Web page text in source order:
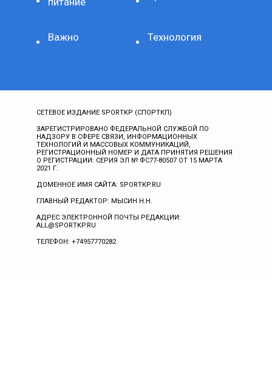
Важно Технология
СЕТЕВОЕ ИЗДАНИЕ SPORTKP (СПОРТКП)
ЗАРЕГИСТРИРОВАНО ФЕДЕРАЛЬНОЙ СЛУЖБОЙ ПО
НАДЗОРУ В СФЕРЕ СВЯЗИ, ИНФОРМАЦИОННЫХ
ТЕХНОЛОГИЙ И МАССОВЫХ КОММУНИКАЦИЙ,
РЕГИСТРАЦИОННЫЙ НОМЕР И ДАТА ПРИНЯТИЯ РЕШЕНИЯ
О РЕГИСТРАЦИИ: СЕРИЯ ЭЛ № ФС77-80507 ОТ 15 МАРТА
2021 Г.
ДОМЕННОЕ ИМЯ САЙТА: SPORTKP.RU
ГЛАВНЫЙ РЕДАКТОР: МЫСИН Н.Н.
АДРЕС ЭЛЕКТРОННОЙ ПОЧТЫ РЕДАКЦИИ:
ALL@SPORTKP.RU
ТЕЛЕФОН: +74957770282